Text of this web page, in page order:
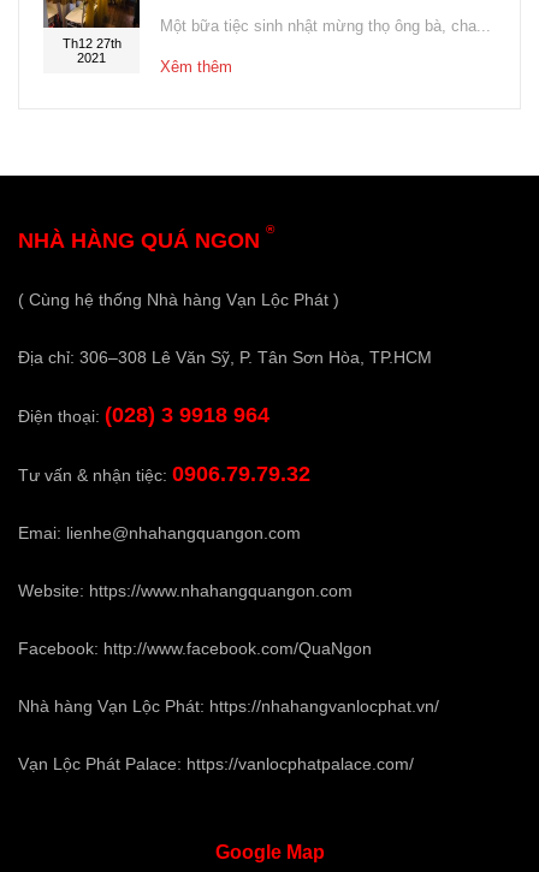
Th12 27th
2021
Một bữa tiệc sinh nhật mừng thọ ông bà, cha...
Xêm thêm
NHÀ HÀNG QUÁ NGON ®
( Cùng hệ thống Nhà hàng Vạn Lộc Phát )
Địa chỉ: 306–308 Lê Văn Sỹ, P. Tân Sơn Hòa, TP.HCM
Điện thoại: (028) 3 9918 964
Tư vấn & nhận tiệc: 0906.79.79.32
Emai: lienhe@nhahangquangon.com
Website: https://www.nhahangquangon.com
Facebook: http://www.facebook.com/QuaNgon
Nhà hàng Vạn Lộc Phát: https://nhahangvanlocphat.vn/
Vạn Lộc Phát Palace: https://vanlocphatpalace.com/
GoogleMap